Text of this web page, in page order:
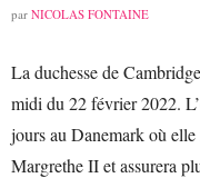
par NICOLAS FONTAINE
La duchesse de
midi du 22 février 2022.
jours au Danemark où
Margrethe II et assurera